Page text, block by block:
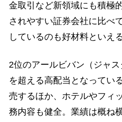
金取引など新領域にも積極
されやすい証券会社に比べ
しているのも好材料といえる
2位のアールビバン（ジャ
を超える高配当となってい
売するほか、ホテルやフィ
務内容も健全。業績は概ね